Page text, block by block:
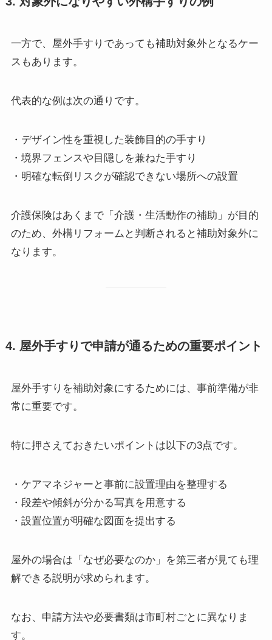
一方で、屋外手すりであっても補助対象外となるケー
スもあります。
代表的な例は次の通りです。
・デザイン性を重視した装飾目的の手すり
・境界フェンスや目隠しを兼ねた手すり
・明確な転倒リスクが確認できない場所への設置
介護保険はあくまで「介護・生活動作の補助」が目的
のため、外構リフォームと判断されると補助対象外に
なります。
4. 屋外手すりで申請が通るための重要ポイント
屋外手すりを補助対象にするためには、事前準備が非
常に重要です。
特に押さえておきたいポイントは以下の3点です。
・ケアマネジャーと事前に設置理由を整理する
・段差や傾斜が分かる写真を用意する
・設置位置が明確な図面を提出する
屋外の場合は「なぜ必要なのか」を第三者が見ても理
解できる説明が求められます。
なお、申請方法や必要書類は市町村ごとに異なりま
す。